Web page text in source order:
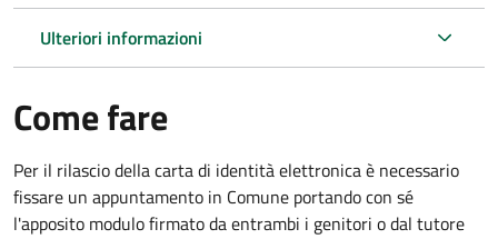
Ulteriori informazioni
Come fare
Per il rilascio della carta di identità elettronica è necessario
fissare un appuntamento in Comune portando con sé
l'apposito modulo firmato da entrambi i genitori o dal tutore